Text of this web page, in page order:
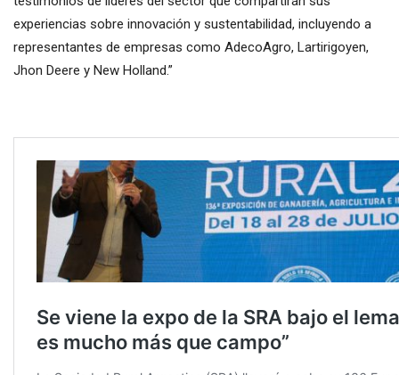
experiencias sobre innovación y sustentabilidad, incluyendo a
representantes de empresas como AdecoAgro, Lartirigoyen,
Jhon Deere y New Holland.”